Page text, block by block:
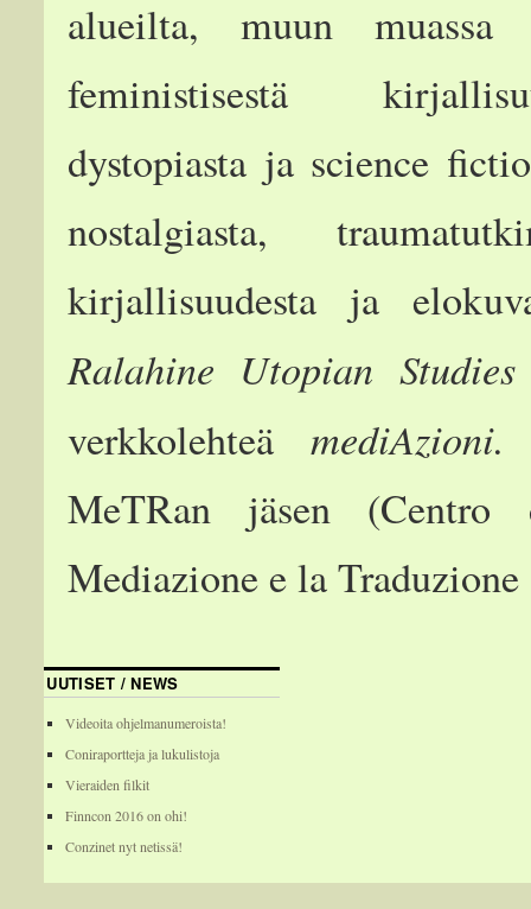
alueilta, muun muassa
feministisestä
dystopiasta ja science
nostalgiasta,
kirjallisuudesta ja
Ralahine Utopian
verkkolehteä
MeTRan jäsen
Mediazione e la
UUTISET / NEWS
Videoita ohjelmanumeroista!
Coniraportteja ja lukulistoja
Vieraiden filkit
Finncon 2016 on ohi!
Conzinet nyt netissä!